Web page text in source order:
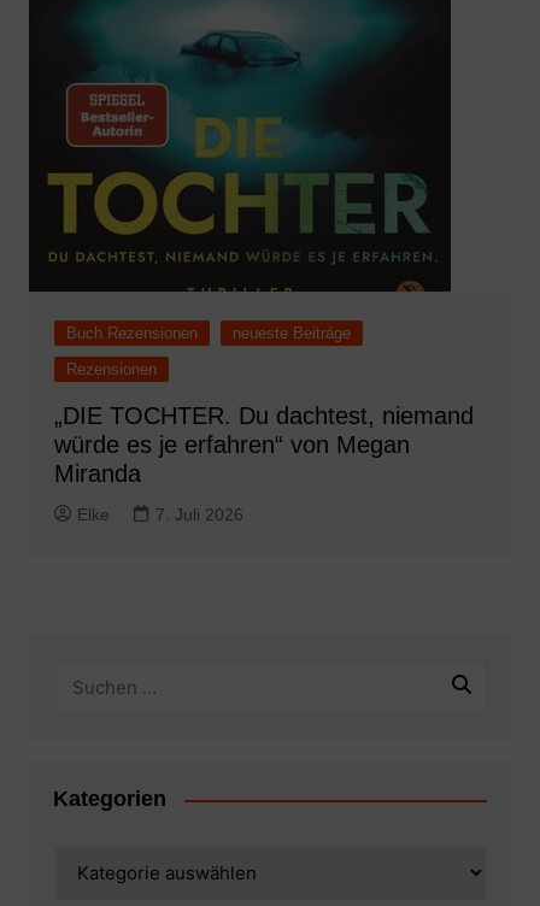
Buch Rezensionen
neueste Beiträge
Rezensionen
„DIE TOCHTER. Du dachtest, niemand
würde es je erfahren“ von Megan
Miranda
Elke 7. Juli 2026
Kategorien